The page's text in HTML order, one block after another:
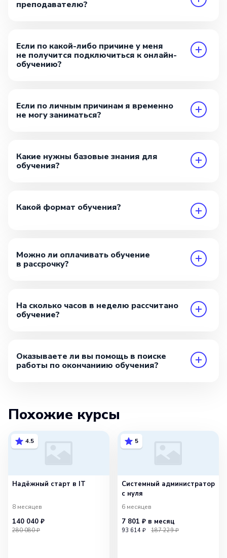
преподавателю?
Если по какой-либо причине у меня
не получится подключиться к онлайн-
обучению?
Если по личным причинам я временно
не могу заниматься?
Какие нужны базовые знания для
обучения?
Какой формат обучения?
Можно ли оплачивать обучение
в рассрочку?
На сколько часов в неделю рассчитано
обучение?
Оказываете ли вы помощь в поиске
работы по окончаниию обучения?
Похожие курсы
4.5
Надёжный старт в IT
8 месяцев
140 040 ₽
280 080 ₽
5
Системный администратор
с нуля
6 месяцев
7 801 ₽ в месяц
93 614 ₽ 187 229 ₽